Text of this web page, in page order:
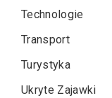
Technologie
Transport
Turystyka
Ukryte Zajawki